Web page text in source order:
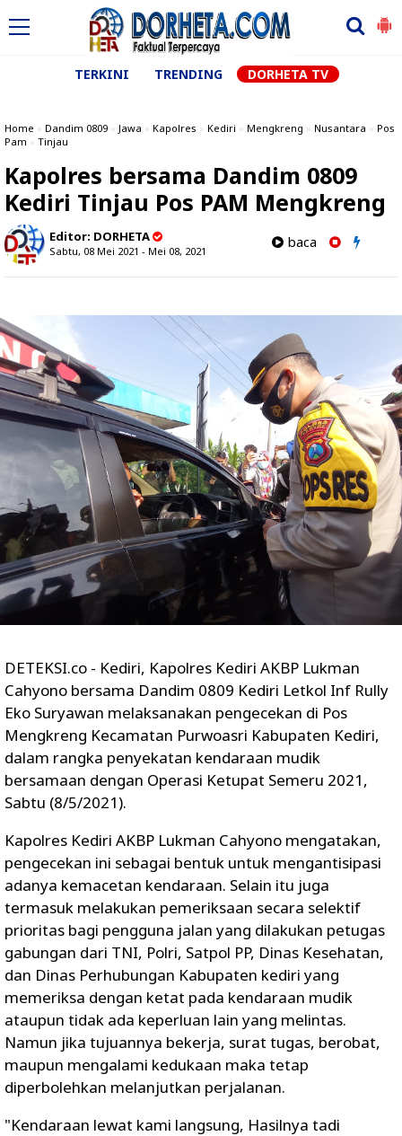
TERKINI TRENDING DORHETA TV
Home » Dandim 0809 » Jawa » Kapolres » Kediri » Mengkreng » Nusantara » Pos
Pam » Tinjau
Kapolres bersama Dandim 0809
Kediri Tinjau Pos PAM Mengkreng
Editor: DORHETA
Sabtu, 08 Mei 2021 - Mei 08, 2021
baca
DETEKSI.co - Kediri, Kapolres Kediri AKBP Lukman
Cahyono bersama Dandim 0809 Kediri Letkol Inf Rully
Eko Suryawan melaksanakan pengecekan di Pos
Mengkreng Kecamatan Purwoasri Kabupaten Kediri,
dalam rangka penyekatan kendaraan mudik
bersamaan dengan Operasi Ketupat Semeru 2021,
Sabtu (8/5/2021).
Kapolres Kediri AKBP Lukman Cahyono mengatakan,
pengecekan ini sebagai bentuk untuk mengantisipasi
adanya kemacetan kendaraan. Selain itu juga
termasuk melakukan pemeriksaan secara selektif
prioritas bagi pengguna jalan yang dilakukan petugas
gabungan dari TNI, Polri, Satpol PP, Dinas Kesehatan,
dan Dinas Perhubungan Kabupaten kediri yang
memeriksa dengan ketat pada kendaraan mudik
ataupun tidak ada keperluan lain yang melintas.
Namun jika tujuannya bekerja, surat tugas, berobat,
maupun mengalami kedukaan maka tetap
diperbolehkan melanjutkan perjalanan.
"Kendaraan lewat kami langsung, Hasilnya tadi